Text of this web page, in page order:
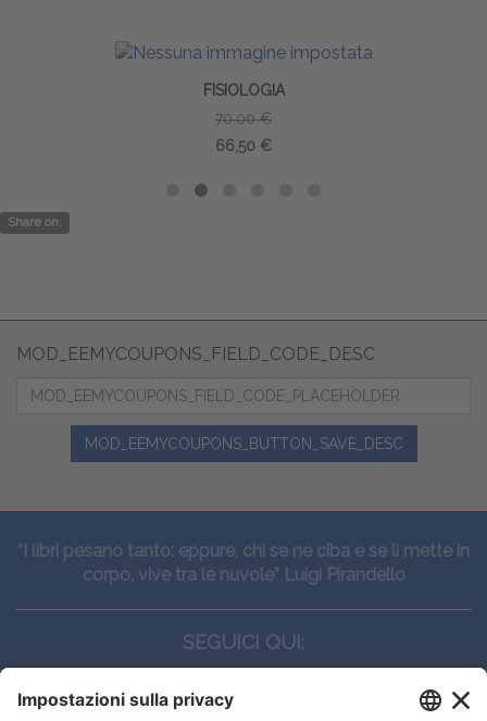
FISIOLOGIA
70,00 €
66,50 €
Share on:
MOD_EEMYCOUPONS_FIELD_CODE_DESC
MOD_EEMYCOUPONS_BUTTON_SAVE_DESC
“I libri pesano tanto: eppure, chi se ne ciba e se li mette in
corpo, vive tra le nuvole” Luigi Pirandello
SEGUICI QUI: